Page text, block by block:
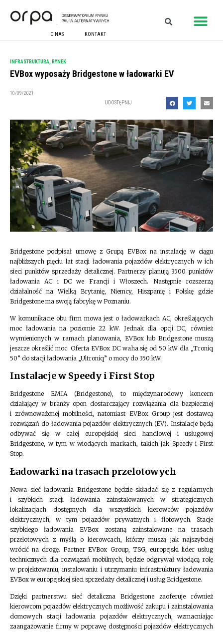
O NAS KONTAKT
INFRASTRUKTURA RYNEK
EVBox wyposaży Bridgestone w ładowarki EV
10/09/2021
UDOSTĘPNIJ
Bridgestone podpisał umowę z Grupą EVBox na instalację w ciągu
najbliższych pięciu lat stacji ładowania pojazdów elektrycznych w ich
sieci punktów sprzedaży detalicznej. Partnerzy planują 3500 punktów
ładowania AC i DC we Francji i Włoszech. Następnie rozszerzą
działalność na Wielką Brytanię, Niemcy, Hiszpanię i Polskę gdzie
Bridgestone ma swoją fabrykę w Poznaniu.
W komunikacie obu firm mowa jest o ładowarkach AC, określających
moc ładowania na poziomie 22 kW. Jednak dla opcji DC, również
wymienionych w ramach planowania, EVBox lub Bridgestone muszą
jeszcze określić moc. Oferta EVBox DC waha się od 50 kW dla „Troniq
50” do stacji ładowania „Ultroniq” o mocy do 350 kW.
Instalacje w Speedy i First Stop
Bridgestone EMIA (Bridgestone), to międzynarodowy koncern
działający w branży opon dostarczający rozwiązania dla bezpiecznej
i zrównoważonej mobilności, natomiast EVBox Group jest dostawcą
rozwiązań do ładowania pojazdów elektrycznych (EV). Instalacje będą
odbywać się w całej europejskiej sieci handlowej i usługowej
Bridgestone, w tym w wiodących markach, takich jak Speedy i First
Stop.
Ładowarki na trasach przelotowych
Nowa sieć ładowania Bridgestone będzie składać się z regularnych
i szybkich stacji ładowania zainstalowanych w strategicznych
lokalizacjach dostępnych dla wszystkich kierowców pojazdów
elektrycznych, w tym pojazdów prywatnych i flotowych. Stacje
szybkiego ładowania EVBox zostaną zainstalowane na trasach
przelotowych z myślą o kierowcach, którzy muszą jak najszybciej
wrócić na drogę. Partner EVBox Group, TSG, europejski lider usług
technicznych dla rozwiązań mobilnych, będzie odgrywał wiodącą rolę
w projektowaniu, instalowaniu i utrzymaniu infrastruktury ładowania
EVBox w europejskiej sieci sprzedaży detalicznej i usług Bridgestone.
Dzięki partnerstwu sieć detaliczna Bridgestone zaoferuje również
kierowcom pojazdów elektrycznych możliwość zakupu i zainstalowania
domowych stacji ładowania pojazdów elektrycznych, wzmacniając
zaangażowanie firmy w poprawę dostępności pojazdów elektrycznych